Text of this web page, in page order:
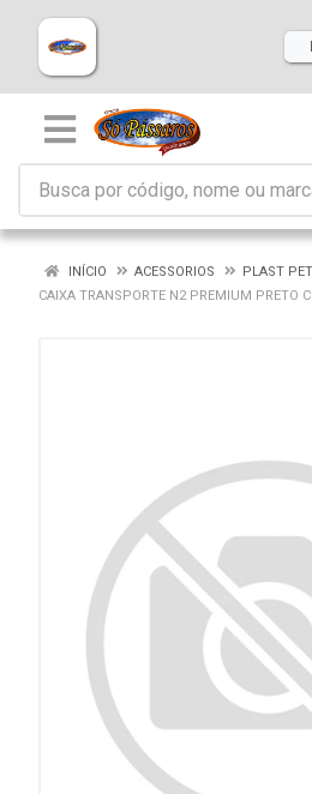
INÍCIO ACESSORIOS
PLAST PET
CAIXA TRANSPORTE N2 PREMIUM PRETO